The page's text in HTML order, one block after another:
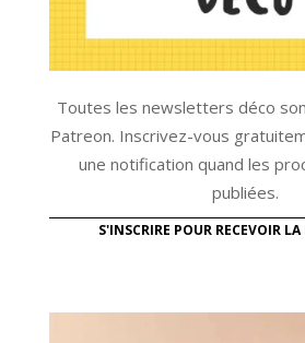
Toutes les newsletters déco
Patreon. Inscrivez-vous
une notification quand les
publiées.
S'INSCRIRE POUR RECEVOIR